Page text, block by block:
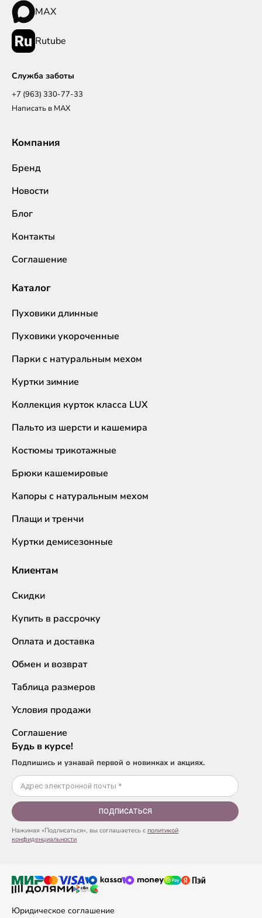
MAX
Rutube
Служба заботы
+7 (963) 330-77-33
Написать в MAX
Компания
Бренд
Новости
Блог
Контакты
Соглашение
Каталог
Пуховики длинные
Пуховики укороченные
Парки с натуральным мехом
Куртки зимние
Коллекция курток класса LUX
Пальто из шерсти и кашемира
Костюмы трикотажные
Брюки кашемировые
Капоры с натуральным мехом
Плащи и тренчи
Куртки демисезонные
Клиентам
Скидки
Купить в рассрочку
Оплата и доставка
Обмен и возврат
Таблица размеров
Условия продажи
Соглашение
Будь в курсе!
Подпишись и узнавай первой о новинках и акциях.
ПОДПИСАТЬСЯ
Нажимая «Подписаться», вы соглашаетесь с политикой
конфиденциальности
Юридическое соглашение